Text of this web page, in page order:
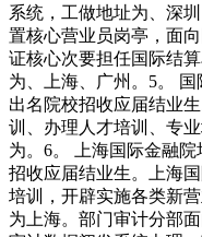
系统，工做地址为、深
置核心营业员岗亭，面
证核心次要担任国际结
为、上海、广州。5。
出名院校招收应届结业
训、办理人才培训、专
为。6。 上海国际金融
招收应届结业生。上海
培训，开辟实施各类新
为上海。部门审计分部